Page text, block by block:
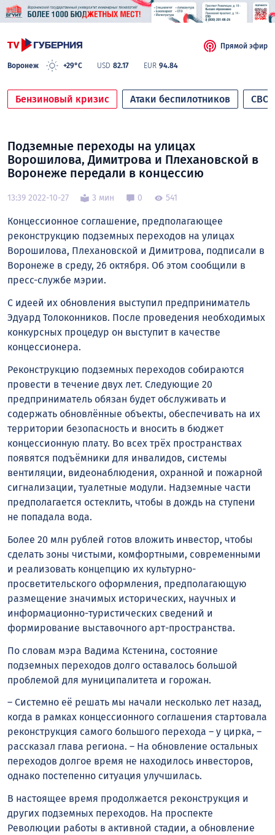
Воронеж +29°C USD 82.17 EUR 94.84
Прямой эфир
Бензиновый кризис Атаки беспилотников СВО
Подземные переходы на улицах
Ворошилова, Димитрова и Плехановской в
Воронеже передали в концессию
13:39 2022-10-27 3 мин 0 541
Концессионное соглашение, предполагающее
реконструкцию подземных переходов на улицах
Ворошилова, Плехановской и Димитрова, подписали в
Воронеже в среду, 26 октября. Об этом сообщили в
пресс-службе мэрии.
С идеей их обновления выступил предприниматель
Эдуард Толоконников. После проведения необходимых
конкурсных процедур он выступит в качестве
концессионера.
Реконструкцию подземных переходов собираются
провести в течение двух лет. Следующие 20
предприниматель обязан будет обслуживать и
содержать обновлённые объекты, обеспечивать на их
территории безопасность и вносить в бюджет
концессионную плату. Во всех трёх пространствах
появятся подъёмники для инвалидов, системы
вентиляции, видеонаблюдения, охранной и пожарной
сигнализации, туалетные модули. Надземные части
предполагается остеклить, чтобы в дождь на ступени
не попадала вода.
Более 20 млн рублей готов вложить инвестор, чтобы
сделать зоны чистыми, комфортными, современными
и реализовать концепцию их культурно-
просветительского оформления, предполагающую
размещение значимых исторических, научных и
информационно-туристических сведений и
формирование выставочного арт-пространства.
По словам мэра Вадима Кстенина, состояние
подземных переходов долго оставалось большой
проблемой для муниципалитета и горожан.
– Системно её решать мы начали несколько лет назад,
когда в рамках концессионного соглашения стартовала
реконструкция самого большого перехода – у цирка, –
рассказал глава региона. – На обновление остальных
переходов долгое время не находилось инвесторов,
однако постепенно ситуация улучшилась.
В настоящее время продолжается реконструкция и
других подземных переходов. На проспекте
Революции работы в активной стадии, а обновление